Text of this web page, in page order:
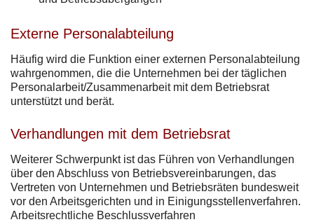
Externe Personalabteilung
Häufig wird die Funktion einer externen Personalabteilung
wahrgenommen, die die Unternehmen bei der täglichen
Personalarbeit/Zusammenarbeit mit dem Betriebsrat
unterstützt und berät.
Verhandlungen mit dem Betriebsrat
Weiterer Schwerpunkt ist das Führen von Verhandlungen
über den Abschluss von Betriebsvereinbarungen, das
Vertreten von Unternehmen und Betriebsräten bundesweit
vor den Arbeitsgerichten und in Einigungsstellenverfahren.
Arbeitsrechtliche Beschlussverfahren